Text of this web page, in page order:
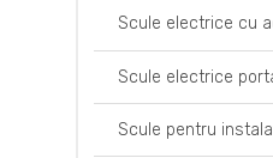
Scule electrice cu
Scule electrice
Scule pentru